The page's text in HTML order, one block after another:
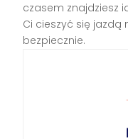
czasem znajdziesz
Ci cieszyć się jazdą
bezpiecznie.